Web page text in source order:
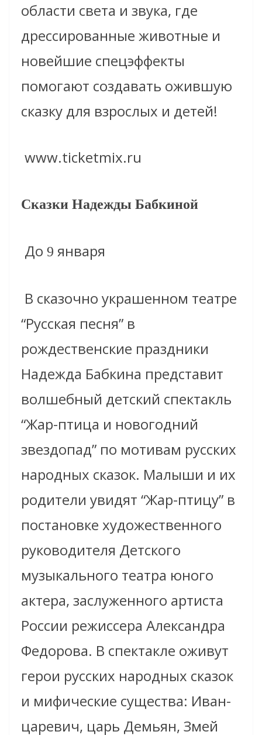
области света и звука, где
дрессированные животные и
новейшие спецэффекты
помогают создавать ожившую
сказку для взрослых и детей!
www.ticketmix.ru
Сказки Надежды Бабкиной
До 9 января
В сказочно украшенном театре
“Русская песня” в
рождественские праздники
Надежда Бабкина представит
волшебный детский спектакль
“Жар-птица и новогодний
звездопад” по мотивам русских
народных сказок. Малыши и их
родители увидят “Жар-птицу” в
постановке художественного
руководителя Детского
музыкального театра юного
актера, заслуженного артиста
России режиссера Александра
Федорова. В спектакле оживут
герои русских народных сказок
и мифические существа: Иван-
царевич, царь Демьян, Змей